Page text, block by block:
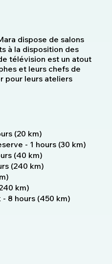
dispose de salons
à la disposition des
télévision est un atout
et leurs chefs de
pour leurs ateliers
(20 km)
- 1 hours (30 km)
(40 km)
(240 km)
km)
8 hours (450 km)